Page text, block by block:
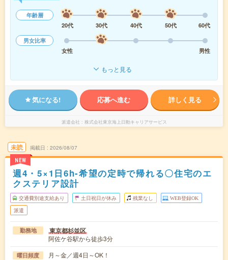
年齢層
20代
30代 40代 50代
60代
男女比率
女性
男性
もっと見る
気になる! 応募へ進む 詳しく見る
派遣会社 株式会社東京海上日動キャリアサービス
未読
NEW
掲載日 2026/08/07
週4・5×1日6h-希望の定時で帰れる〇住宅のエ
クステリア設計
交通費別途支給あり 土日祝日が休み 残業なし WEB登録OK
派遣
勤務地 東京都杉並区
阿佐ケ谷駅から徒歩3分
曜日頻度 月～金／週4日～OK！